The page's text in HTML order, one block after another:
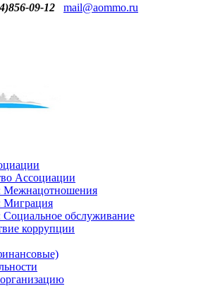
09-12
mail@aommo.ru
Ассоциации
Межнацотношения
Миграция
Социальное обслуживание
коррупции